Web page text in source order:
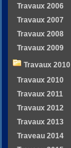
Travaux 2006
Travaux 2007
Travaux 2008
Travaux 2009
Travaux 2010
Travaux 2010
Travaux 2011
Travaux 2012
Travaux 2013
Traveau 2014